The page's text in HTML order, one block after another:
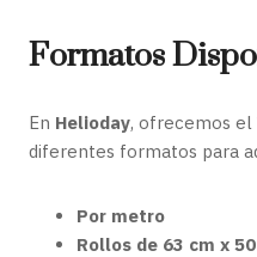
Formatos
En Helioday, ofrecemos el
diferentes formatos para
Por metro
Rollos de 63 cm x